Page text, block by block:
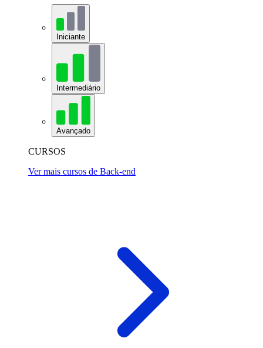
Iniciante
Intermediário
Avançado
CURSOS
Ver mais cursos de Back-end